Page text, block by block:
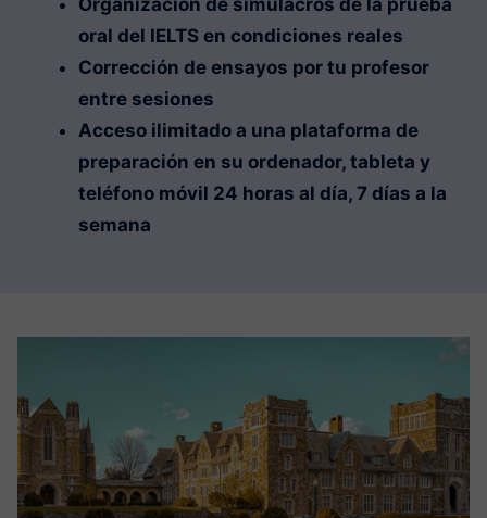
Organización de simulacros de la prueba
oral del IELTS en condiciones reales
Corrección de ensayos por tu profesor
entre sesiones
Acceso ilimitado a una plataforma de
preparación en su ordenador, tableta y
teléfono móvil 24 horas al día, 7 días a la
semana